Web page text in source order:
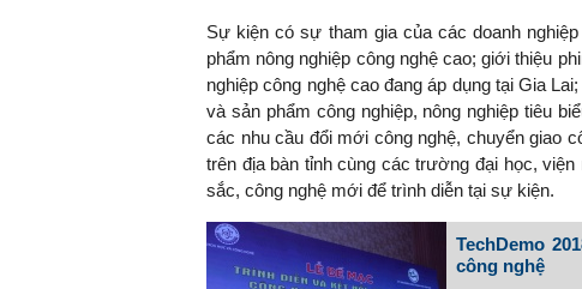
Sự kiện có sự tham gia của các doanh
phẩm nông nghiệp công nghệ cao; giới thiệu
nghiệp công nghệ cao đang áp dụng tại Gia
và sản phẩm công nghiệp, nông nghiệp tiêu
các nhu cầu đổi mới công nghệ, chuyển giao
trên địa bàn tỉnh cùng các trường đại học,
sắc, công nghệ mới để trình diễn tại sự kiện.
TechDemo
công nghệ
Việc sử dụng hiệu quả chính
sách tài khóa không chỉ mang ý
nghĩa hỗ trợ ngắn hạn mà còn
đóng vai trò tạo nền tảng cho
tăng trưởng bền vững dài hạn.
"Việc ứng dụng
nhằm tối ưu hóa,
hiệu quả hoạt động
rất có ý nghĩa..."